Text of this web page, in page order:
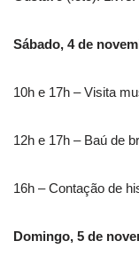
Sábado, 4 de
10h e 17h – Visita
12h e 17h – Baú de
16h – Contação de
Domingo, 5 de